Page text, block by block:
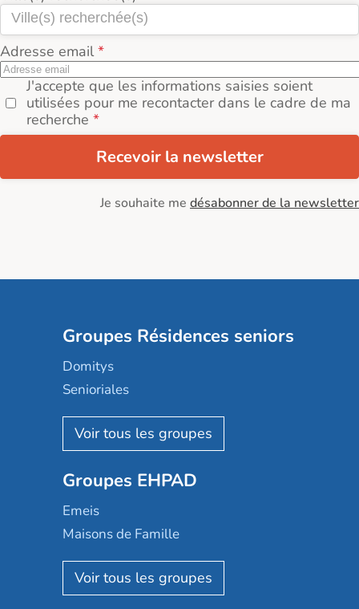
Adresse email
J'accepte que les informations saisies soient
utilisées pour me recontacter dans le cadre de ma
recherche
Recevoir la newsletter
Je souhaite me désabonner de la newsletter
Groupes Résidences seniors
Domitys
Senioriales
Nohée
Les Résidentiels
Mobicap
Domusvi
Happy Senior
Aquarelia
Nexity edenea
Groupes EHPAD
Emeis
Maisons de Famille
Korian
Emera